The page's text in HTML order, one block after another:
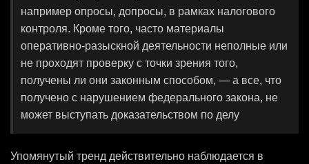
например опросы, допросы, в рамках налогового
контроля. Кроме того, часто материалы
оперативно-разыскной деятельности неполные или
не проходят проверку с точки зрения того,
получены ли они законным способом, — а все, что
получено с нарушением федерального закона, не
может выступать доказательством по делу
Упомянутый тренд действительно наблюдается в